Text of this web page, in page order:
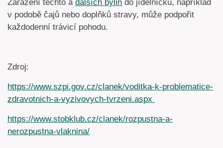
Zařazení těchto a dalších bylin do jídelníčku, například
v podobě čajů nebo doplňků stravy, může podpořit
každodenní trávicí pohodu.
Zdroj:
https://www.szpi.gov.cz/clanek/voditka-k-problematice-
zdravotnich-a-vyzivovych-tvrzeni.aspx
https://www.stobklub.cz/clanek/rozpustna-a-
nerozpustna-vlaknina/